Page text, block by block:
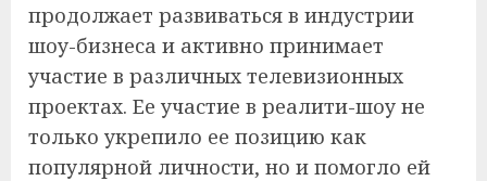
продолжает развиваться в индустрии
шоу-бизнеса и активно принимает
участие в различных телевизионных
проектах. Ее участие в реалити-шоу не
только укрепило ее позицию как
популярной личности, но и помогло ей